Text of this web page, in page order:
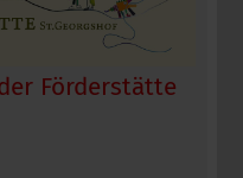
Förderstätte